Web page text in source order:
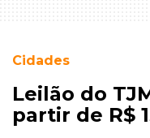
Cidades
Leilão do
partir de R$